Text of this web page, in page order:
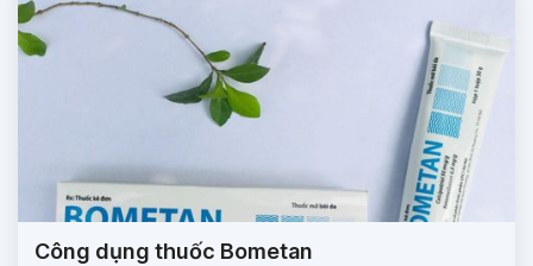
Công dụng thuốc Bometan